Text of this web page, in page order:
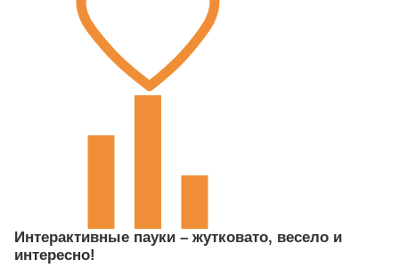
Интерактивные пауки – жутковато, весело и
интересно!